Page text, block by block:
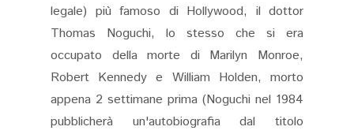
legale) più famoso di Hollywood, il dottor
Thomas Noguchi, lo stesso che si era
occupato della morte di Marilyn Monroe,
Robert Kennedy e William Holden, morto
appena 2 settimane prima (Noguchi nel 1984
pubblicherà un'autobiografia dal titolo